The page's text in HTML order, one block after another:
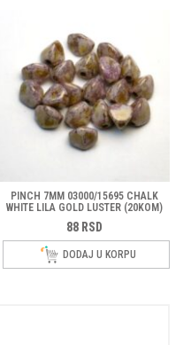
PINCH 7MM 03000/15695 CHALK
WHITE LILA GOLD LUSTER (20KOM)
88 RSD
DODAJ U KORPU